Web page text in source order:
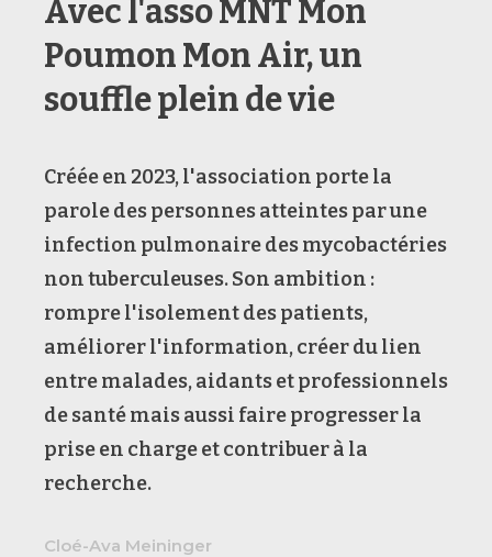
Avec l'asso MNT Mon
Poumon Mon Air, un
souffle plein de vie
Créée en 2023, l'association porte la
parole des personnes atteintes par une
infection pulmonaire des mycobactéries
non tuberculeuses. Son ambition :
rompre l'isolement des patients,
améliorer l'information, créer du lien
entre malades, aidants et professionnels
de santé mais aussi faire progresser la
prise en charge et contribuer à la
recherche.
Cloé-Ava Meininger